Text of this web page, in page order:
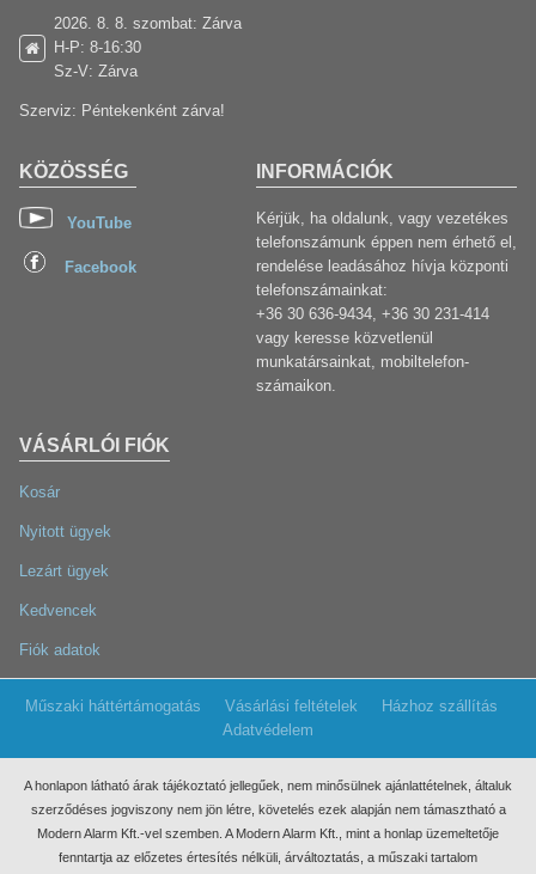
2026. 8. 8. szombat: Zárva
H-P: 8-16:30
Sz-V: Zárva
Szerviz: Péntekenként zárva!
VÁSÁRLÓI FIÓK
Kosár
Nyitott ügyek
Lezárt ügyek
Kedvencek
Fiók adatok
KÖZÖSSÉG
YouTube
Facebook
INFORMÁCIÓK
Kérjük, ha oldalunk, vagy vezetékes
telefonszámunk éppen nem érhető el,
rendelése leadásához hívja központi
telefonszámainkat:
+36 30 636-9434, +36 30 231-414
vagy keresse közvetlenül
munkatársainkat, mobiltelefon-
számaikon.
Műszaki háttértámogatás Vásárlási feltételek
Házhoz szállítás
Adatvédelem
A honlapon látható árak tájékoztató jellegűek, nem minősülnek ajánlattételnek, általuk
szerződéses jogviszony nem jön létre, követelés ezek alapján nem támasztható a
Modern Alarm Kft.-vel szemben. A Modern Alarm Kft., mint a honlap üzemeltetője
fenntartja az előzetes értesítés nélküli, árváltoztatás, a műszaki tartalom